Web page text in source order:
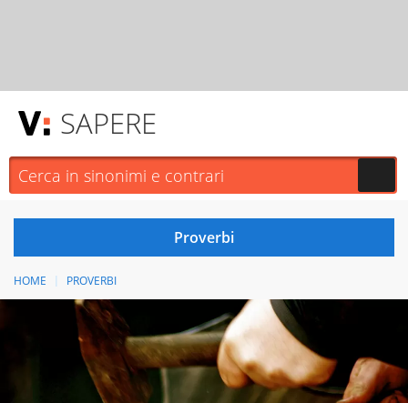
SAPERE
HOME PROVERBI